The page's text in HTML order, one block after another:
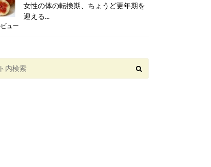
女性の体の転換期、ちょうど更年期を
迎える...
ュー